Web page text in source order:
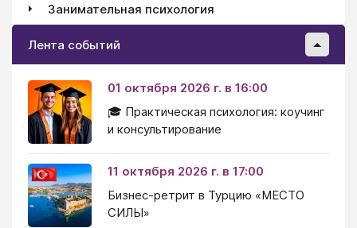
Занимательная психология
Лента событий
01 октября 2026 г. в 16:00
🎓 Практическая психология: коучинг
и консультирование
11 октября 2026 г. в 17:00
Бизнес-ретрит в Турцию «МЕСТО
СИЛЫ»